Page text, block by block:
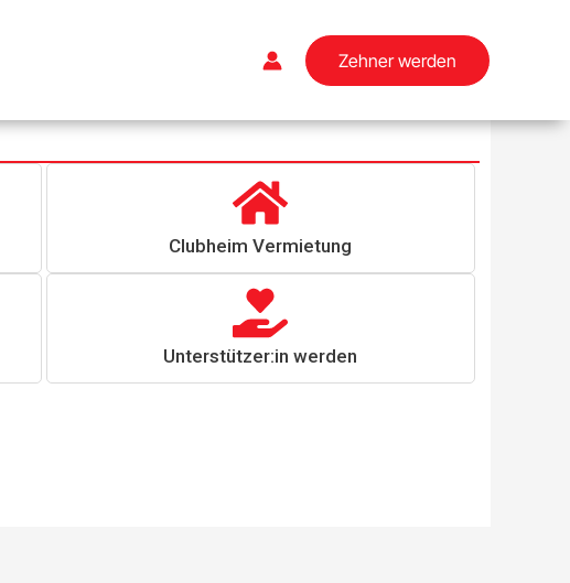
Zehner werden
Clubheim Vermietung
Unterstützer:in werden